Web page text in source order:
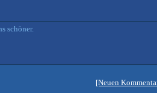
schöner.
[Neuen